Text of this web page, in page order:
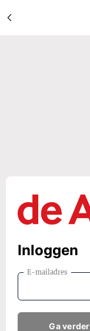
Inloggen
E-mailadres
Ga verder